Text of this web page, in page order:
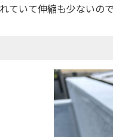
ていて伸縮も少ないの